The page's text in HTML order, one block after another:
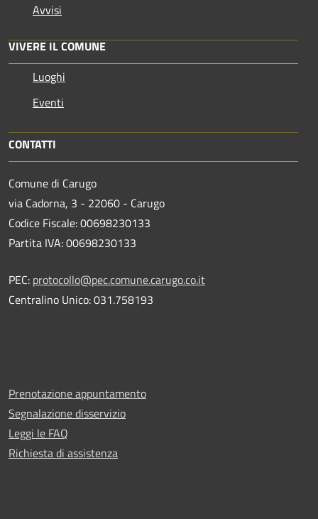
Avvisi
VIVERE IL COMUNE
Luoghi
Eventi
CONTATTI
Comune di Carugo
via Cadorna, 3 - 22060 - Carugo
Codice Fiscale: 00698230133
Partita IVA: 00698230133
PEC: protocollo@pec.comune.carugo.co.it
Centralino Unico: 031.758193
Prenotazione appuntamento
Segnalazione disservizio
Leggi le FAQ
Richiesta di assistenza